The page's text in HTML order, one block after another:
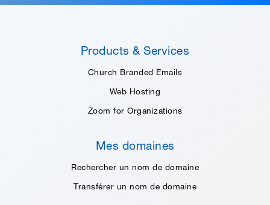
Products & Services
Church Branded Emails
Web Hosting
Zoom for Organizations
Mes domaines
Rechercher un nom de domaine
Transférer un nom de domaine